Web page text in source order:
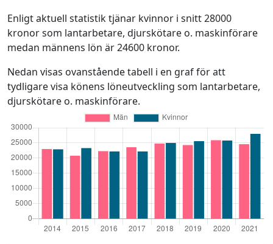
Enligt aktuell statistik tjänar kvinnor i snitt 28000
kronor som lantarbetare, djurskötare o. maskinförare
medan männens lön är 24600 kronor.
Nedan visas ovanstående tabell i en graf för att
tydligare visa könens löneutveckling som lantarbetare,
djurskötare o. maskinförare.